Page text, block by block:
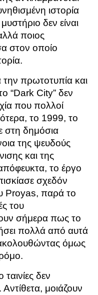
ιστορία
δεν είναι
ποιος
στον οποίο
την πρωτοτυπία και
“Dark City” δεν
που πολλοί
το 1999, το
στη δημόσια
της ψευδούς
και της
το έργο
σχεδόν
Proyas, παρά το
του
σήμερα πως το
πολλά από αυτά
όμως
δεν
μοιάζουν